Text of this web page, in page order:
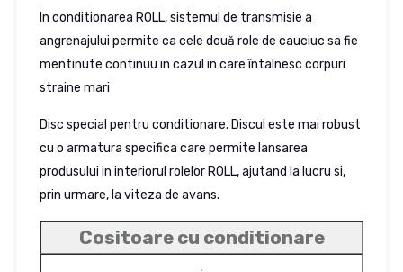
In conditionarea ROLL, sistemul de transmisie a
angrenajului permite ca cele două role de cauciuc sa fie
mentinute continuu in cazul in care întalnesc corpuri
straine mari
Disc special pentru conditionare. Discul este mai robust
cu o armatura specifica care permite lansarea
produsului in interiorul rolelor ROLL, ajutand la lucru si,
prin urmare, la viteza de avans.
Cositoare cu conditionare
.